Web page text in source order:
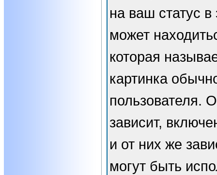
на ваш статус
может
которая
картинка
пользователя.
зависит,
и от них же
могут быть